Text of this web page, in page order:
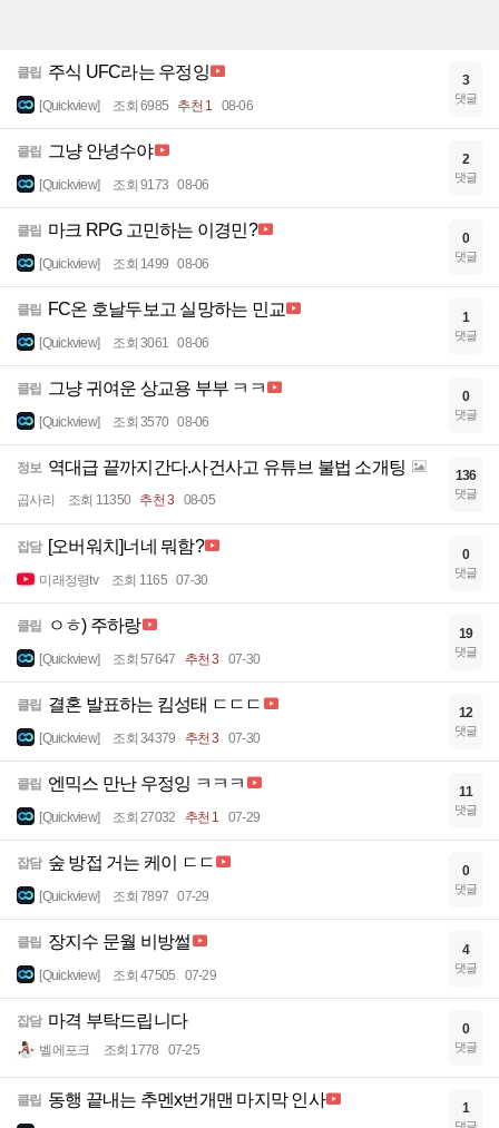
클립 주식 UFC라는 우정잉
[Quickview] 조회 6985 추천 1 08-06
3
댓글
클립 그냥 안녕수야
[Quickview] 조회 9173 08-06
2
댓글
클립 마크 RPG 고민하는 이경민?
[Quickview] 조회 1499 08-06
0
댓글
클립 FC온 호날두보고 실망하는 민교
[Quickview] 조회 3061 08-06
1
댓글
클립 그냥 귀여운 상교용 부부 ㅋㅋ
[Quickview] 조회 3570 08-06
0
댓글
정보 역대급 끝까지간다.사건사고 유튜브 불법 소개팅
곱사리 조회 11350 추천 3 08-05
136
댓글
잡담 [오버워치]너네 뭐함?
미래정령tv 조회 1165 07-30
0
댓글
클립 ㅇㅎ) 주하랑
[Quickview] 조회 57647 추천 3 07-30
19
댓글
클립 결혼 발표하는 킴성태 ㄷㄷㄷ
[Quickview] 조회 34379 추천 3 07-30
12
댓글
클립 엔믹스 만난 우정잉 ㅋㅋㅋ
[Quickview] 조회 27032 추천 1 07-29
11
댓글
잡담 숲 방접 거는 케이 ㄷㄷ
[Quickview] 조회 7897 07-29
0
댓글
클립 장지수 문월 비방썰
[Quickview] 조회 47505 07-29
4
댓글
잡담 마격 부탁드립니다
벨에포크 조회 1778 07-25
0
댓글
클립 동행 끝내는 추멘x번개맨 마지막 인사 1